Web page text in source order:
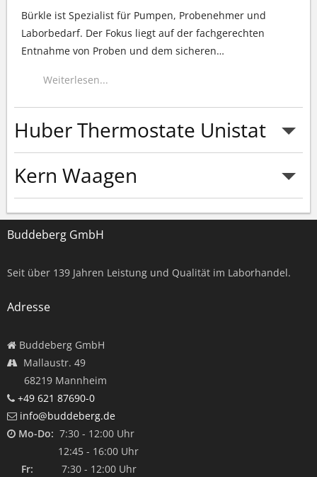
Bürkle ist Spezialist für Pumpen, Probenehmer und
Laborbedarf. Der Fokus liegt auf der fachgerechten
Entnahme von Proben und dem sicheren…
Weiterlesen...
Huber Thermostate Unistat
Weiterlesen...
Kern Waagen
Buddeberg GmbH
Seit über 139 Jahren Leistung und Qualität im Laborhandel.
Adresse
Buddeberg GmbH
Mallaustr. 49
68219 Mannheim
+49 621 87690-0
info@buddeberg.de
Mo-Do: 7:30 - 12:00 Uhr
12:45 - 16:00 Uhr
Fr: 7:30 - 12:00 Uhr